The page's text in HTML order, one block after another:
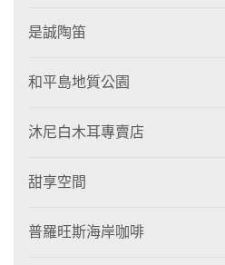
是誠陶笛
和平島地質公園
沐尼白木耳專賣店
甜享空間
普羅旺斯海岸咖啡